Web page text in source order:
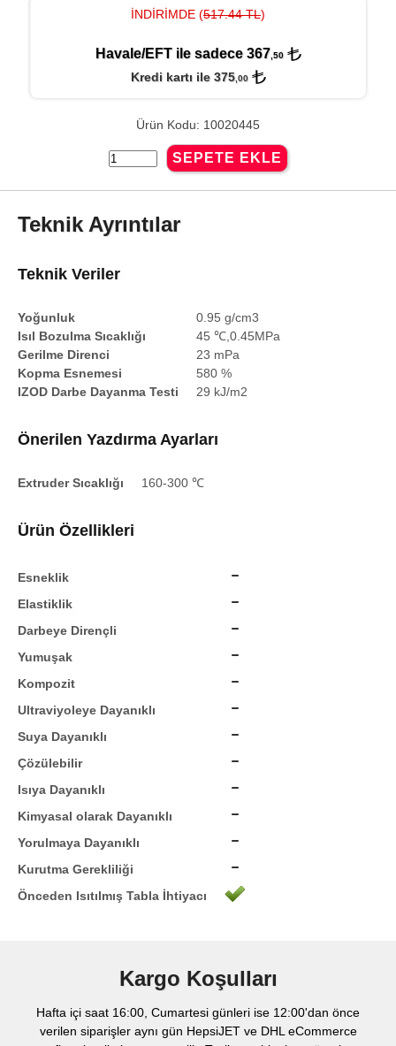
İNDİRİMDE (517.44 TL)
Havale/EFT ile sadece 367 ,50
Kredi kartı ile 375,00
Ürün Kodu: 10020445
Teknik Ayrıntılar
Teknik Veriler
Yoğunluk
0.95 g/cm3
Isıl Bozulma Sıcaklığı
45 ℃,0.45MPa
Gerilme Direnci
23 mPa
Kopma Esnemesi
580 %
IZOD Darbe Dayanma Testi
29 kJ/m2
Önerilen Yazdırma Ayarları
Extruder Sıcaklığı 160-300 ℃
Ürün Özellikleri
Esneklik
Elastiklik
Darbeye Dirençli
Yumuşak
Kompozit
Ultraviyoleye Dayanıklı
Suya Dayanıklı
Çözülebilir
Isıya Dayanıklı
Kimyasal olarak Dayanıklı
Yorulmaya Dayanıklı
Kurutma Gerekliliği
Önceden Isıtılmış Tabla İhtiyacı
Kargo Koşulları
Hafta içi saat 16:00, Cumartesi günleri ise 12:00'dan önce
verilen siparişler aynı gün HepsiJET ve DHL eCommerce